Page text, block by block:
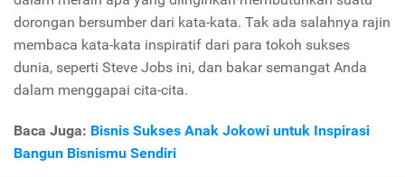
dorongan bersumber dari kata-kata. Tak ada salahnya rajin
membaca kata-kata inspiratif dari para tokoh sukses
dunia, seperti Steve Jobs ini, dan bakar semangat Anda
dalam menggapai cita-cita.
Baca Juga: Bisnis Sukses Anak Jokowi untuk Inspirasi
Bangun Bisnismu Sendiri